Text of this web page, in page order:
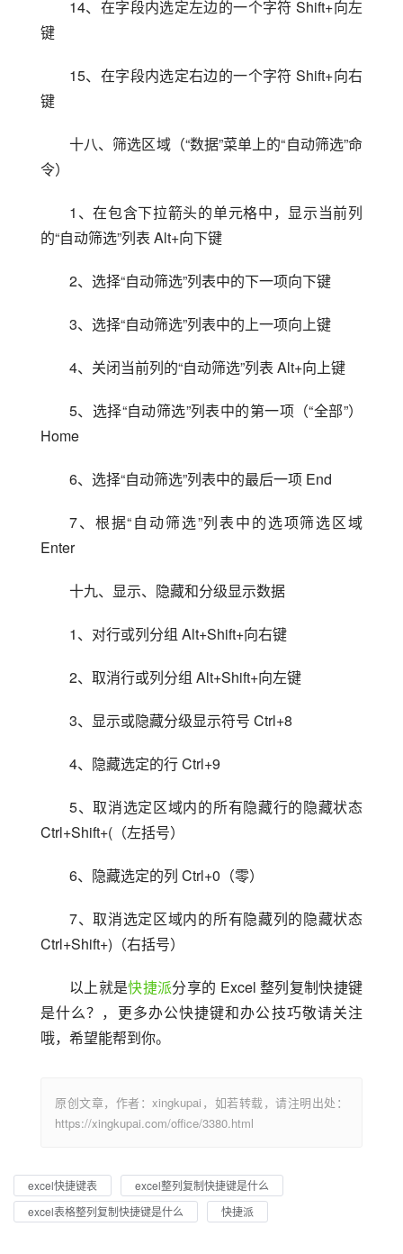
14、在字段内选定左边的一个字符 Shift+向左
键
15、在字段内选定右边的一个字符 Shift+向右
键
十八、筛选区域（“数据”菜单上的“自动筛选”命
令）
1、在包含下拉箭头的单元格中，显示当前列
的“自动筛选”列表 Alt+向下键
2、选择“自动筛选”列表中的下一项向下键
3、选择“自动筛选”列表中的上一项向上键
4、关闭当前列的“自动筛选”列表 Alt+向上键
5、选择“自动筛选”列表中的第一项（“全部”）
Home
6、选择“自动筛选”列表中的最后一项 End
7、根据“自动筛选”列表中的选项筛选区域
Enter
十九、显示、隐藏和分级显示数据
1、对行或列分组 Alt+Shift+向右键
2、取消行或列分组 Alt+Shift+向左键
3、显示或隐藏分级显示符号 Ctrl+8
4、隐藏选定的行 Ctrl+9
5、取消选定区域内的所有隐藏行的隐藏状态
Ctrl+Shift+(（左括号）
6、隐藏选定的列 Ctrl+0（零）
7、取消选定区域内的所有隐藏列的隐藏状态
Ctrl+Shift+)（右括号）
以上就是快捷派分享的 Excel 整列复制快捷键
是什么？，更多办公快捷键和办公技巧敬请关注
哦，希望能帮到你。
原创文章，作者：xingkupai，如若转载，请注明出处：
https://xingkupai.com/office/3380.html
excel快捷键表
excel整列复制快捷键是什么
excel表格整列复制快捷键是什么
快捷派